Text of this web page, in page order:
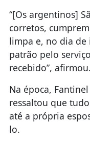
“[Os argentinos]
corretos,
limpa e, no dia de
patrão pelo
recebido”, afirmou.
Na época,
ressaltou que
até a própria
lo.